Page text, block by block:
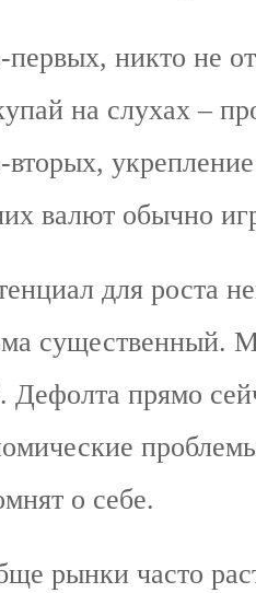
первых, никто не
на слухах –
вторых,
валют обычно
для роста
существенный.
Дефолта прямо
о себе.
рынки часто